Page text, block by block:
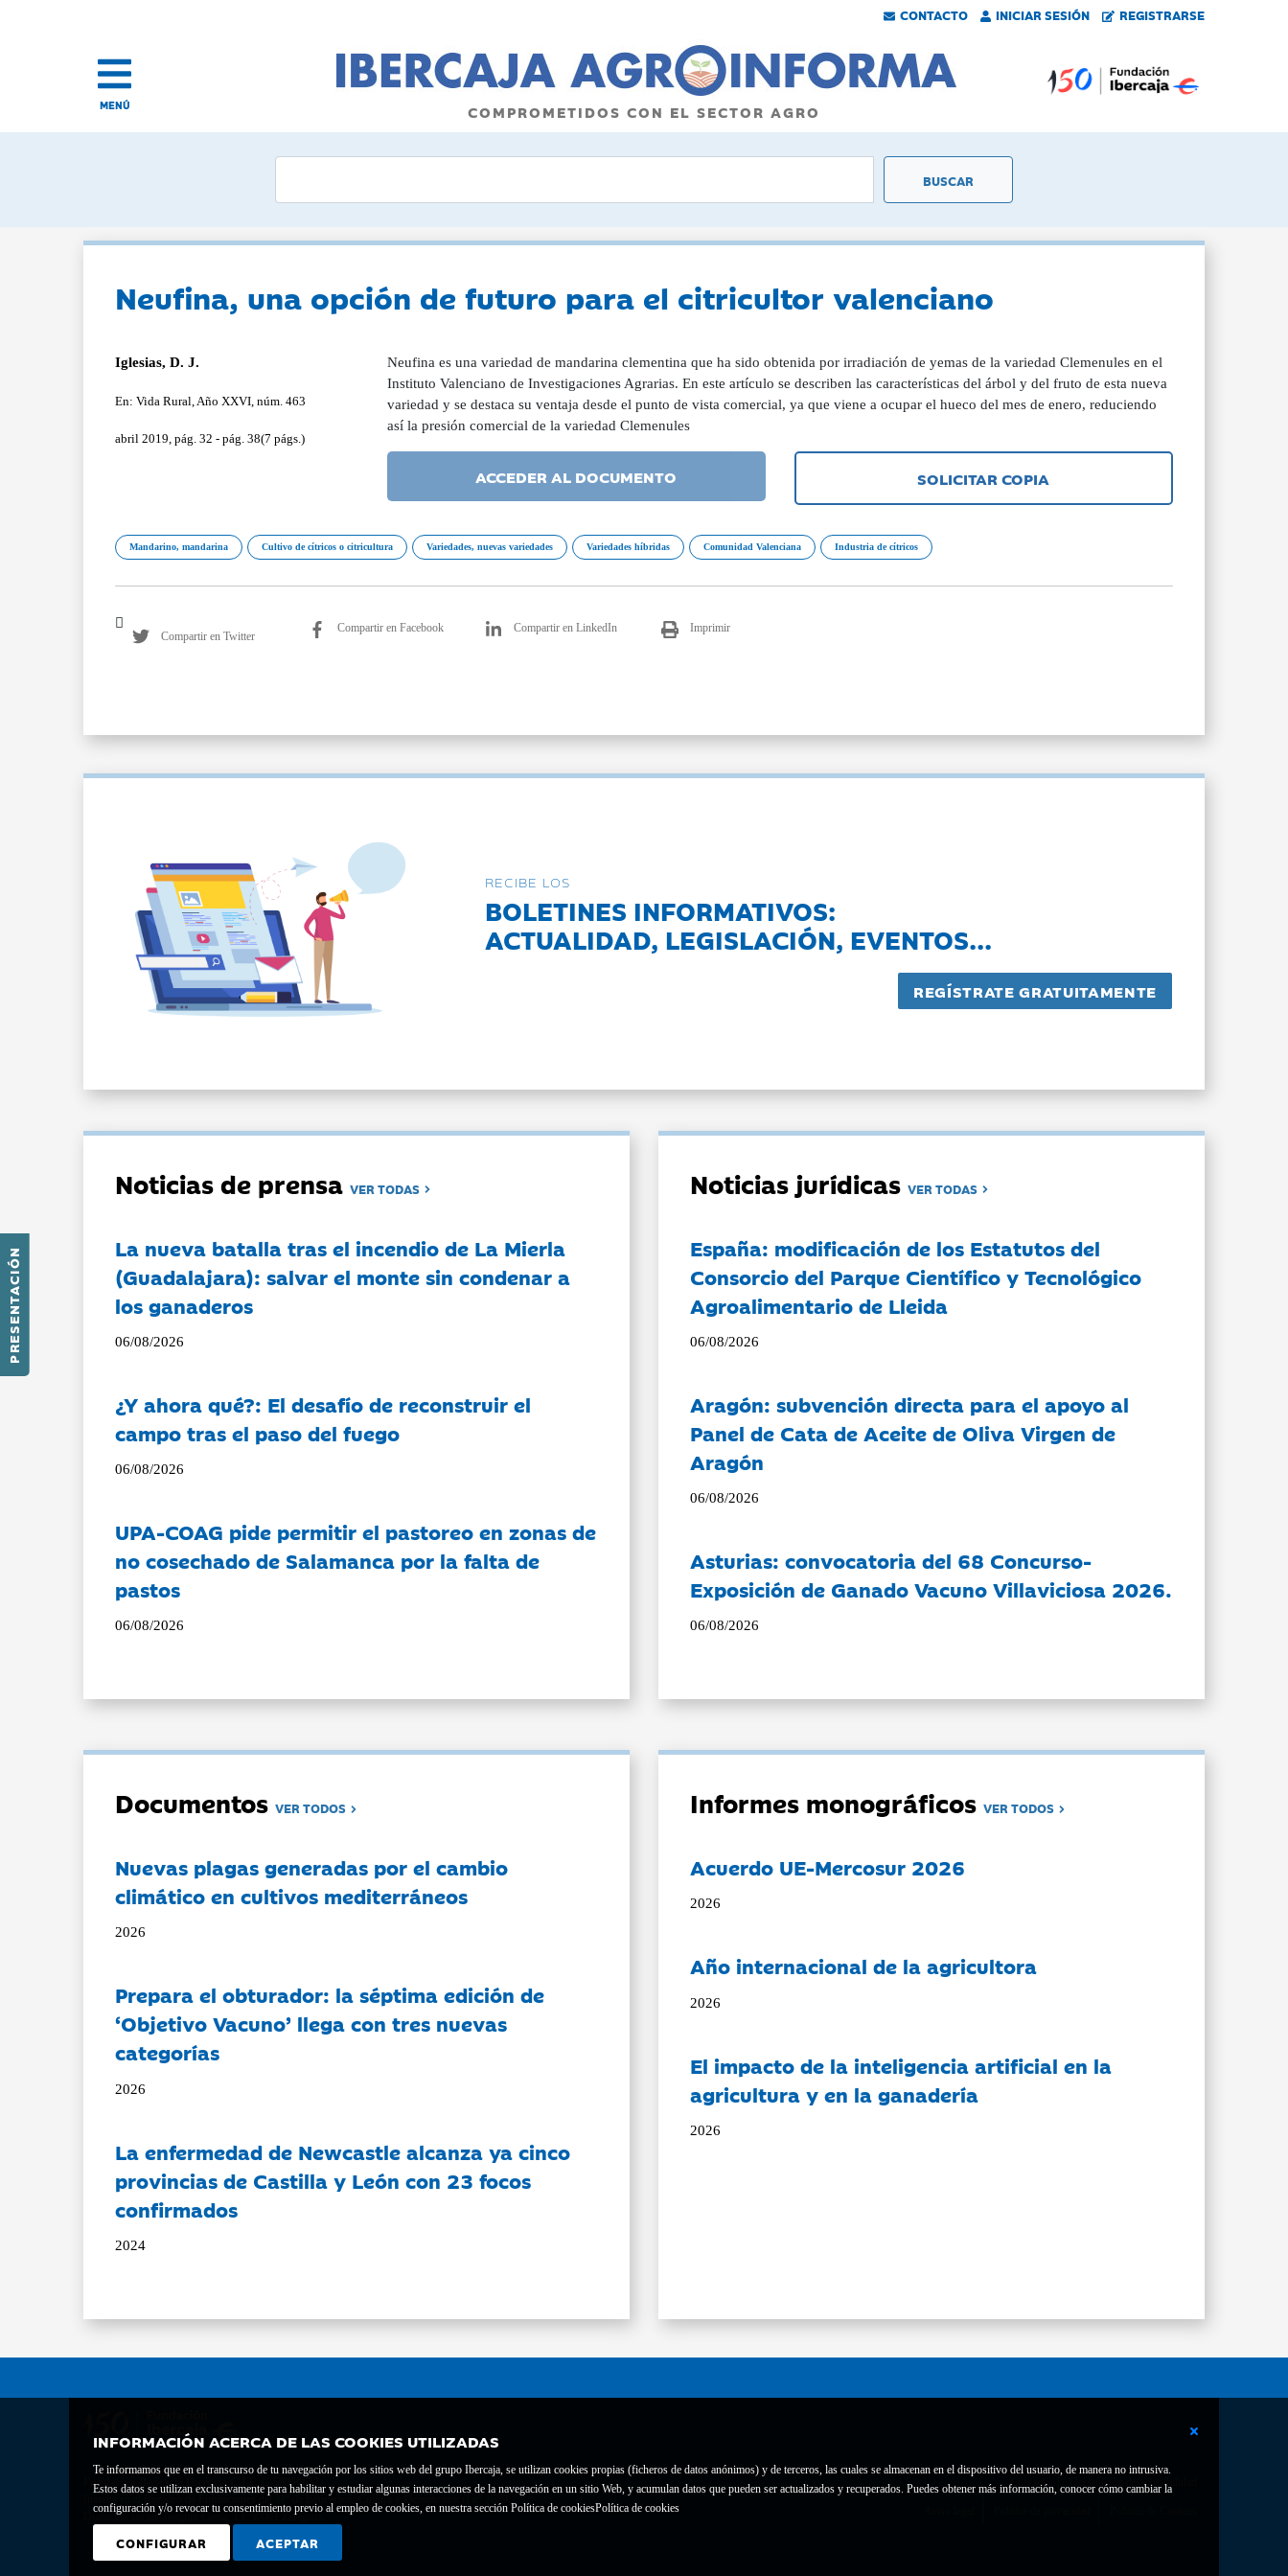
CONTACTO INICIAR SESIÓN REGISTRARSE
PRESENTACIÓN
MENÚ COMPROMETIDOS CON EL SECTOR AGRO
INFORMACIÓN ACERCA DE LAS COOKIES UTILIZADAS
Te informamos que en el transcurso de tu navegación por los sitios web del grupo Ibercaja, se utilizan cookies propias (ficheros de datos anónimos) y de terceros, las cuales se almacenan en el dispositivo del usuario, de manera no intrusiva.
Estos datos se utilizan exclusivamente para habilitar y estudiar algunas interacciones de la navegación en un sitio Web, y acumulan datos que pueden ser actualizados y recuperados. Puedes obtener más información, conocer cómo cambiar la
configuración y/o revocar tu consentimiento previo al empleo de cookies, en nuestra sección Política de cookiesPolítica de cookies
CONFIGURAR ACEPTAR
Neufina, una opción de futuro para el citricultor valenciano
Iglesias, D. J.
En: Vida Rural, Año XXVI, núm. 463
abril 2019, pág. 32 - pág. 38(7 págs.)
Neufina es una variedad de mandarina clementina que ha sido obtenida por irradiación de yemas de la variedad Clemenules en el
Instituto Valenciano de Investigaciones Agrarias. En este artículo se describen las características del árbol y del fruto de esta nueva
variedad y se destaca su ventaja desde el punto de vista comercial, ya que viene a ocupar el hueco del mes de enero, reduciendo
así la presión comercial de la variedad Clemenules
ACCEDER AL DOCUMENTO SOLICITAR COPIA
Mandarino, mandarina Cultivo de cítricos o citricultura Variedades, nuevas variedades Variedades híbridas Comunidad Valenciana Industria de cítricos
Compartir en Twitter
Compartir en Facebook Compartir en LinkedIn Imprimir
RECIBE LOS
BOLETINES INFORMATIVOS:
ACTUALIDAD, LEGISLACIÓN, EVENTOS...
Noticias de prensaVER TODAS
La nueva batalla tras el incendio de La Mierla
(Guadalajara): salvar el monte sin condenar a
los ganaderos
06/08/2026
¿Y ahora qué?: El desafío de reconstruir el
campo tras el paso del fuego
06/08/2026
UPA-COAG pide permitir el pastoreo en zonas de
no cosechado de Salamanca por la falta de
pastos
06/08/2026
Noticias jurídicasVER TODAS
España: modificación de los Estatutos del
Consorcio del Parque Científico y Tecnológico
Agroalimentario de Lleida
06/08/2026
Aragón: subvención directa para el apoyo al
Panel de Cata de Aceite de Oliva Virgen de
Aragón
06/08/2026
Asturias: convocatoria del 68 Concurso-
Exposición de Ganado Vacuno Villaviciosa 2026.
06/08/2026
DocumentosVER TODOS
Nuevas plagas generadas por el cambio
climático en cultivos mediterráneos
2026
Prepara el obturador: la séptima edición de
‘Objetivo Vacuno’ llega con tres nuevas
categorías
2026
La enfermedad de Newcastle alcanza ya cinco
provincias de Castilla y León con 23 focos
confirmados
2024
Informes monográficosVER TODOS
Acuerdo UE-Mercosur 2026
2026
Año internacional de la agricultora
2026
El impacto de la inteligencia artificial en la
agricultura y en la ganadería
2026
Fundación Bancaria Ibercaja C.I.F. G-50000652.
Inscrita en el Registro de Fundaciones del Mº de Educación, Cultura y Deporte con el nº 1689.
Domicilio social: Joaquín Costa, 13. 50001 Zaragoza.
Contacto Declaración de accesibilidad